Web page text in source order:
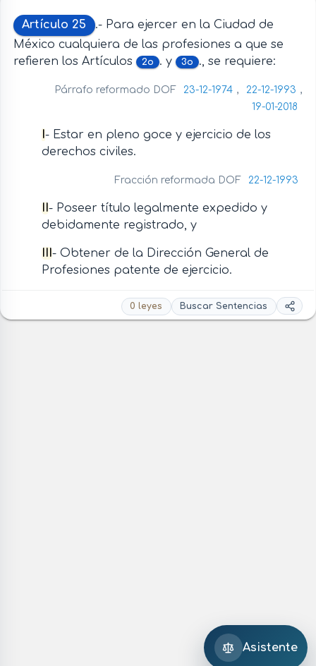
Artículo 25
.- Para ejercer en la Ciudad de
México cualquiera de las profesiones a que se
refieren los Artículos
2o . y 3o ., se requiere:
Párrafo reformado DOF 23-12-1974 , 22-12-1993 ,
19-01-2018
- Estar en pleno goce y ejercicio de los
derechos civiles.
Fracción reformada DOF 22-12-1993
- Poseer título legalmente expedido y
debidamente registrado, y
- Obtener de la Dirección General de
Profesiones patente de ejercicio.
0 leyes Buscar Sentencias
Asistente